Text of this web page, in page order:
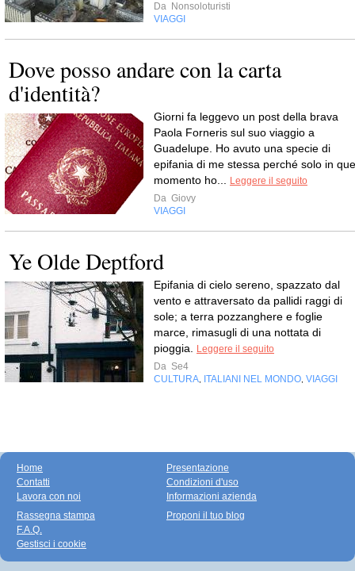
Da Nonsoloturisti
VIAGGI
Dove posso andare con la carta
d'identità?
Giorni fa leggevo un post della brava
Paola Forneris sul suo viaggio a
Guadelupe. Ho avuto una specie di
epifania di me stessa perché solo in
momento ho...
Leggere il seguito
Da Giovy
VIAGGI
Ye Olde Deptford
Epifania di cielo sereno, spazzato dal
vento e attraversato da pallidi raggi di
sole; a terra pozzanghere e foglie
marce, rimasugli di una nottata di
pioggia.
Leggere il seguito
Da Se4
CULTURA
ITALIANI NEL MONDO VIAGGI
Home
Contatti
Lavora con noi
Presentazione
Condizioni d'uso
Informazioni azienda
Rassegna stampa
F.A.Q.
Gestisci i cookie
Proponi il tuo blog